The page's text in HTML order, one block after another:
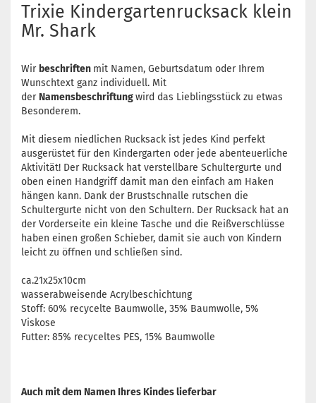
Trixie Kindergartenrucksack klein
Mr. Shark
Wir beschriften mit Namen, Geburtsdatum oder Ihrem
Wunschtext ganz individuell. Mit
der Namensbeschriftungwird das Lieblingsstück zu etwas
Besonderem.
Mit diesem niedlichen Rucksack ist jedes Kind perfekt
ausgerüstet für den Kindergarten oder jede abenteuerliche
Aktivität! Der Rucksack hat verstellbare Schultergurte und
oben einen Handgriff damit man den einfach am Haken
hängen kann. Dank der Brustschnalle rutschen die
Schultergurte nicht von den Schultern. Der Rucksack hat an
der Vorderseite ein kleine Tasche und die Reißverschlüsse
haben einen großen Schieber, damit sie auch von Kindern
leicht zu öffnen und schließen sind.
ca.21x25x10cm
wasserabweisende Acrylbeschichtung
Stoff: 60% recycelte Baumwolle, 35% Baumwolle, 5%
Viskose
Futter: 85% recyceltes PES, 15% Baumwolle
Auch mit dem Namen Ihres Kindes lieferbar